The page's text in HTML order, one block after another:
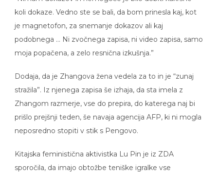
koli dokaze. Vedno ste se bali, da bom prinesla kaj, kot
je magnetofon, za snemanje dokazov ali kaj
podobnega … Ni zvočnega zapisa, ni video zapisa, samo
moja popačena, a zelo resnična izkušnja.”
stražila”. Iz njenega zapisa še izhaja, da sta imela z
Zhangom razmerje, vse do prepira, do katerega naj bi
prišlo prejšnji teden, še navaja agencija AFP, ki ni mogla
neposredno stopiti v stik s Pengovo.
sporočila, da imajo obtožbe teniške igralke vse